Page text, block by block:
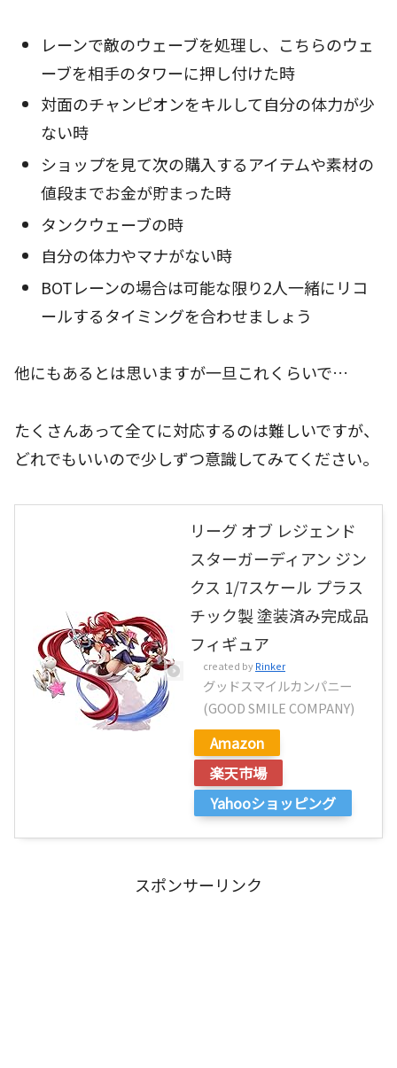
レーンで敵のウェーブを処理し、こちらのウェ
ーブを相手のタワーに押し付けた時
対面のチャンピオンをキルして自分の体力が少
ない時
ショップを見て次の購入するアイテムや素材の
値段までお金が貯まった時
タンクウェーブの時
自分の体力やマナがない時
BOTレーンの場合は可能な限り2人一緒にリコ
ールするタイミングを合わせましょう
他にもあるとは思いますが一旦これくらいで…
たくさんあって全てに対応するのは難しいですが、
どれでもいいので少しずつ意識してみてください。
リーグ オブ レジェンド
スターガーディアン ジン
クス 1/7スケール プラス
チック製 塗装済み完成品
フィギュア
created byRinker
グッドスマイルカンパニー
(GOOD SMILE COMPANY)
Amazon
楽天市場
Yahooショッピング
スポンサーリンク